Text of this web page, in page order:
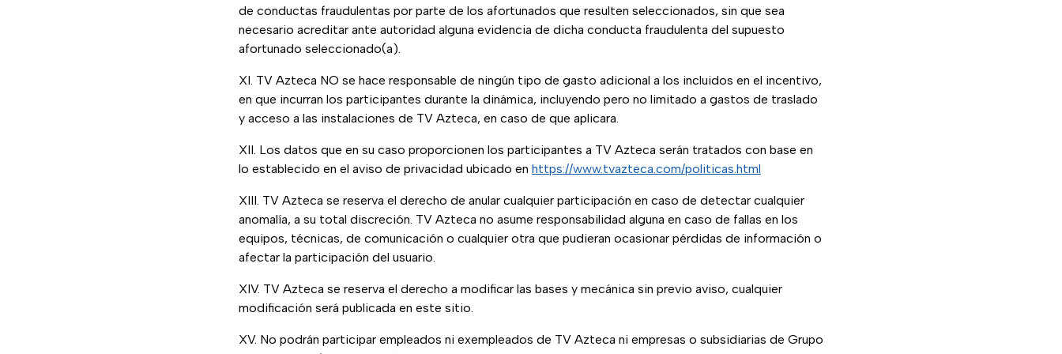
de conductas fraudulentas por parte de los afortunados que resulten seleccionados, sin que sea
necesario acreditar ante autoridad alguna evidencia de dicha conducta fraudulenta del supuesto
afortunado seleccionado(a).
XI. TV Azteca NO se hace responsable de ningún tipo de gasto adicional a los incluidos en el incentivo,
en que incurran los participantes durante la dinámica, incluyendo pero no limitado a gastos de traslado
y acceso a las instalaciones de TV Azteca, en caso de que aplicara.
XII. Los datos que en su caso proporcionen los participantes a TV Azteca serán tratados con base en
lo establecido en el aviso de privacidad ubicado en https://www.tvazteca.com/politicas.html
XIII. TV Azteca se reserva el derecho de anular cualquier participación en caso de detectar cualquier
anomalía, a su total discreción. TV Azteca no asume responsabilidad alguna en caso de fallas en los
equipos, técnicas, de comunicación o cualquier otra que pudieran ocasionar pérdidas de información o
afectar la participación del usuario.
XIV. TV Azteca se reserva el derecho a modificar las bases y mecánica sin previo aviso, cualquier
modificación será publicada en este sitio.
XV. No podrán participar empleados ni exempleados de TV Azteca ni empresas o subsidiarias de Grupo